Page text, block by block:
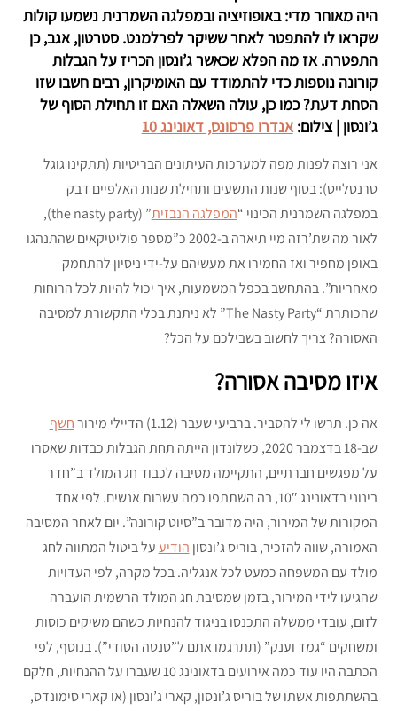
היה מאוחר מדי: באופוזיציה ובמפלגה השמרנית נשמעו קולות
שקראו לו להתפטר לאחר ששיקר לפרלמנט. סטרטון, אגב, כן
התפטרה. אז מה הפלא שכאשר ג’ונסון הכריז על הגבלות
קורונה נוספות כדי להתמודד עם האומיקרון, רבים חשבו שזו
הסחת דעת? כמו כן, עולה השאלה האם זו תחילת הסוף של
ג’ונסון | צילום:אנדרו פרסונס, דאונינג 10
אני רוצה לפנות מפה למערכות העיתונים הבריטיות (תתקינו גוגל
טרנסלייט): בסוף שנות התשעים ותחילת שנות האלפיים דבק
במפלגה השמרנית הכינוי “המפלגה הנבזית
” (the nasty party),
לאור מה שת’רזה מיי תיארה ב-2002 כ”מספר פוליטיקאים שהתנהגו
באופן מחפיר ואז החמירו את מעשיהם על-ידי ניסיון להתחמק
מאחריות”. בהתחשב בכפל המשמעות, איך יכול להיות לכל הרוחות
שהכותרת “The Nasty Party” לא ניתנת בכלי התקשורת למסיבה
האסורה? צריך לחשוב בשבילכם על הכל?
איזו מסיבה אסורה?
אה כן. תרשו לי להסביר. ברביעי שעבר (1.12) הדיילי מירור
חשף
שב-18 בדצמבר 2020, כשלונדון הייתה תחת הגבלות כבדות שאסרו
על מפגשים חברתיים, התקיימה מסיבה לכבוד חג המולד ב”חדר
בינוני בדאונינג 10″, בה השתתפו כמה עשרות אנשים. לפי אחד
המקורות של המירור, היה מדובר ב”סיוט קורונה”. יום לאחר המסיבה
האמורה, שווה להזכיר, בוריס ג’ונסון הודיעעל ביטול המתווה לחג
מולד עם המשפחה כמעט לכל אנגליה. בכל מקרה, לפי העדויות
שהגיעו לידי המירור, בזמן שמסיבת חג המולד הרשמית הועברה
לזום, עובדי ממשלה התכנסו בניגוד להנחיות כשהם משיקים כוסות
ומשחקים “גמד וענק” (תתרגמו אתם ל”סנטה הסודי”). בנוסף, לפי
הכתבה היו עוד כמה אירועים בדאונינג 10 שעברו על ההנחיות, חלקם
בהשתתפות אשתו של בוריס ג’ונסון, קארי ג’ונסון (או קארי סימונדס,